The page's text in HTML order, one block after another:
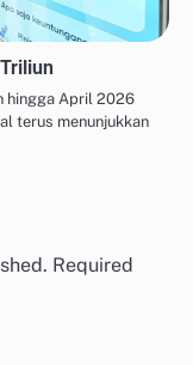
hingga April 2026
terus menunjukkan
Required